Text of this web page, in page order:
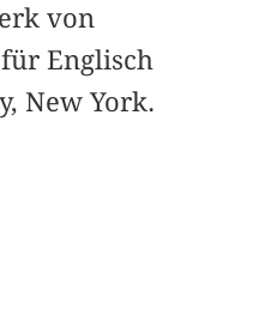
von
Englisch
New York.